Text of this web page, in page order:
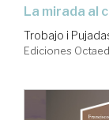
la mirada al
Trobajo i
Ediciones